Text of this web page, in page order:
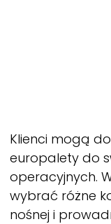
Klienci mogą
europalety do
operacyjnych.
wybrać różne
nośnej i